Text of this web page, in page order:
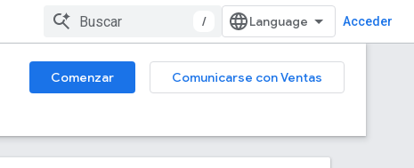
/ Acceder
Comenzar
Comunicarse con Ventas